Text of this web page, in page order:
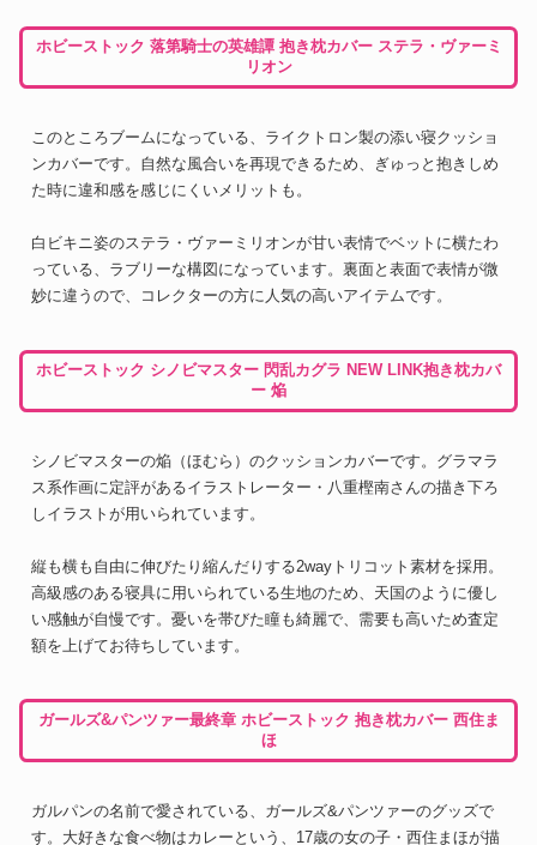
ホビーストック 落第騎士の英雄譚 抱き枕カバー ステラ・ヴァーミ
リオン
このところブームになっている、ライクトロン製の添い寝クッショ
ンカバーです。自然な風合いを再現できるため、ぎゅっと抱きしめ
た時に違和感を感じにくいメリットも。
白ビキニ姿のステラ・ヴァーミリオンが甘い表情でベットに横たわ
っている、ラブリーな構図になっています。裏面と表面で表情が微
妙に違うので、コレクターの方に人気の高いアイテムです。
ホビーストック シノビマスター 閃乱カグラ NEW LINK抱き枕カバ
ー 焔
シノビマスターの焔（ほむら）のクッションカバーです。グラマラ
ス系作画に定評があるイラストレーター・八重樫南さんの描き下ろ
しイラストが用いられています。
縦も横も自由に伸びたり縮んだりする2wayトリコット素材を採用。
高級感のある寝具に用いられている生地のため、天国のように優し
い感触が自慢です。憂いを帯びた瞳も綺麗で、需要も高いため査定
額を上げてお待ちしています。
ガールズ&パンツァー最終章 ホビーストック 抱き枕カバー 西住ま
ほ
ガルパンの名前で愛されている、ガールズ&パンツァーのグッズで
す。大好きな食べ物はカレーという、17歳の女の子・西住まほが描